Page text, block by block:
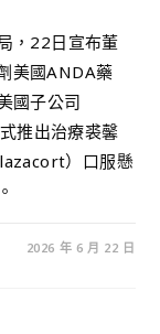
，22日宣布董
美國ANDA藥
國子公司
推出治療裘馨
）口服懸
2026 年 6 月 22 日